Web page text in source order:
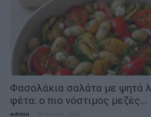
Φασολάκια σαλάτα με ψητά
φέτα: ο πιο νόστιμος μεζές...
admin